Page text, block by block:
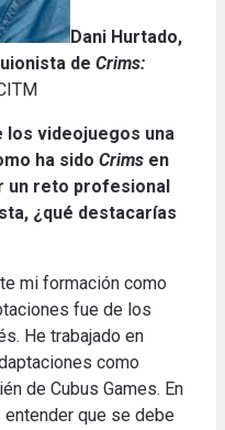
Dani Hurtado,
de Crims:
los videojuegos una
ha sido Crims en
un reto profesional
¿qué destacarías
mi formación como
fue de los
He trabajado en
como
de Cubus Games. En
que se debe